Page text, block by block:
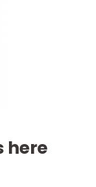
here